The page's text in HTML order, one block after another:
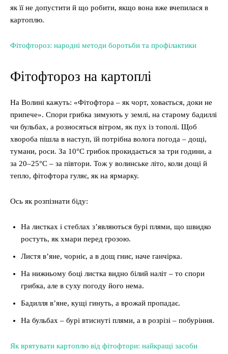
як її не допустити й що робити, якщо вона вже вчепилася в
картоплю.
Фітофтороз: народні методи боротьби та профілактики
Фітофтороз на картоплі
На Волині кажуть: «Фітофтора – як чорт, ховається, доки не
припече». Спори грибка зимують у землі, на старому бадиллі
чи бульбах, а розносяться вітром, як пух із тополі. Щоб
хвороба пішла в наступ, їй потрібна волога погода – дощі,
тумани, роси. За 10°C грибок прокидається за три години, а
за 20–25°C – за півтори. Тож у волинське літо, коли дощі й
тепло, фітофтора гуляє, як на ярмарку.
Ось як розпізнати біду:
На листках і стеблах з’являються бурі плями, що швидко
ростуть, як хмари перед грозою.
Листя в’яне, чорніє, а в дощ гниє, наче ганчірка.
На нижньому боці листка видно білий наліт – то спори
грибка, але в суху погоду його нема.
Бадилля в’яне, кущі гинуть, а врожай пропадає.
На бульбах – бурі втиснуті плями, а в розрізі – побуріння.
Як врятувати картоплю від фітофтори: найкращі засоби